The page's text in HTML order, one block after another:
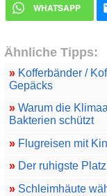
WHATSAPP
Ähnliche Tipps:
»Kofferbänder /
Gepäcks
»Warum die
Bakterien schützt
»Flugreisen mit
»Der ruhigste
»Schleimhäute